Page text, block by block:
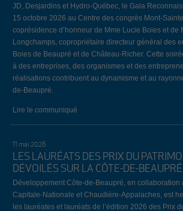
JD, Desjardins et Hydro-Québec, le Gala
15 octobre 2026 au Centre des congrès Mont-
coprésidence d’honneur de Mme Lucie Boies et de
Longchamps, copropriétaire directeur général des
Boies de Beaupré et de Château-Richer. Cette
à des entreprises, des organismes et des
réalisations contribuent au dynamisme et au
de-Beaupré.
Lire le communiqué
11 mai 2026
LES LAURÉATS DES PRIX DU
DÉVOILÉS SUR LA CÔTE-DE-BEAUPRÉ
Développement Côte-de-Beaupré, en collaboration
Capitale-Nationale et Chaudière-Appalaches, est
les lauréates et lauréats de l’édition 2026 des Prix